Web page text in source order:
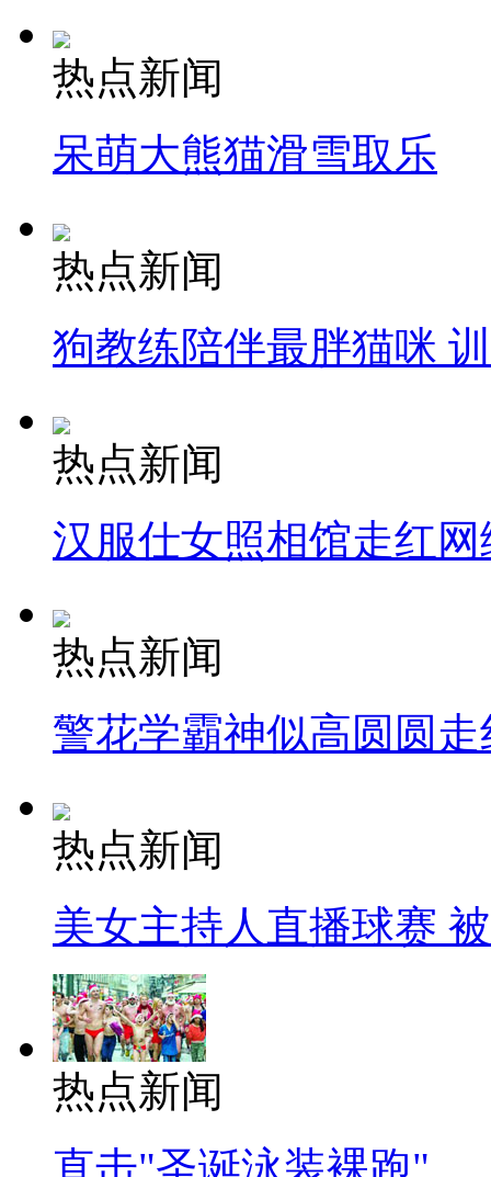
热点新闻
呆萌大熊猫滑雪取乐
热点新闻
狗教练陪伴最胖猫咪
热点新闻
汉服仕女照相馆走红网
热点新闻
警花学霸神似高圆圆走
热点新闻
美女主持人直播球赛
热点新闻
直击"圣诞泳装裸跑"